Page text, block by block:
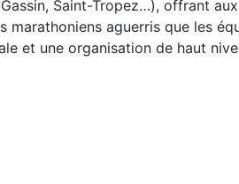
Saint-Tropez…), offrant
marathoniens aguerris que les
et une organisation de haut